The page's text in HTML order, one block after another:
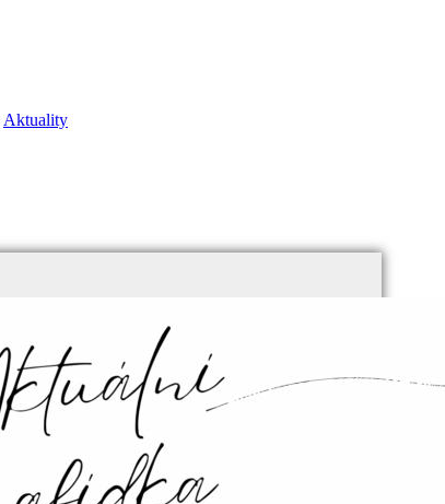
Aktuality